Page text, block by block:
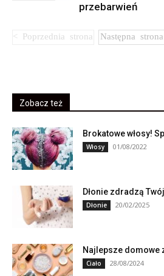
przebarwień
Zobacz też
Brokatowe włosy!
Włosy 01/08/2022
Dłonie zdradzą
Dłonie 20/02/2025
Najlepsze domowe
Ciało 28/08/2024